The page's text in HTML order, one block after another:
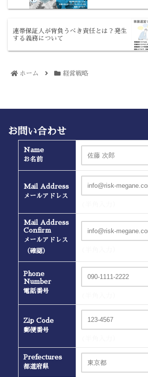
連帯保証人が背負うべき責任とは？発生
する義務について
ホーム 経営戦略
お問い合わせ
Name
お名前
Mail Address
メールアドレス
Mail Address
Confirm
メールアドレス
（確認）
Phone
Number
電話番号
Zip Code
郵便番号
Prefectures
都道府県